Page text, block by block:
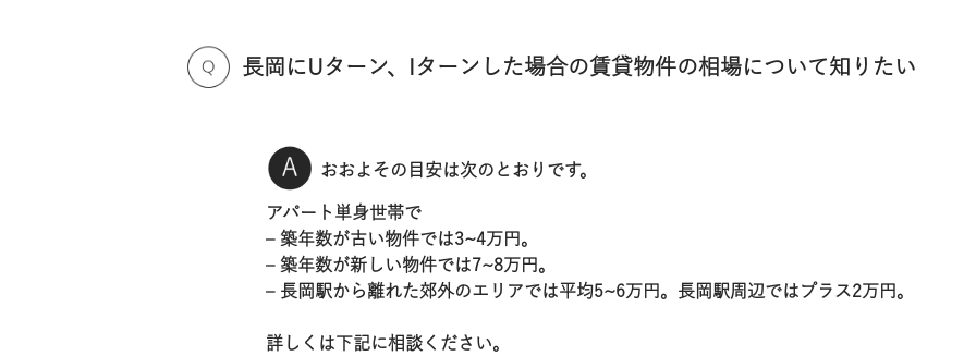
長岡にUターン、Iターンした場合の賃貸物件の相場について知りたい
おおよその目安は次のとおりです。
アパート単身世帯で
– 築年数が古い物件では3~4万円。
– 築年数が新しい物件では7~8万円。
– 長岡駅から離れた郊外のエリアでは平均5~6万円。長岡駅周辺ではプラス2万円。
詳しくは下記に相談ください。